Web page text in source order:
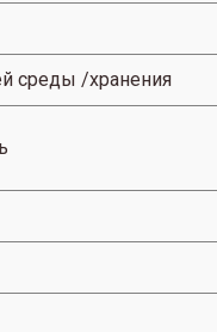
среды /хранения